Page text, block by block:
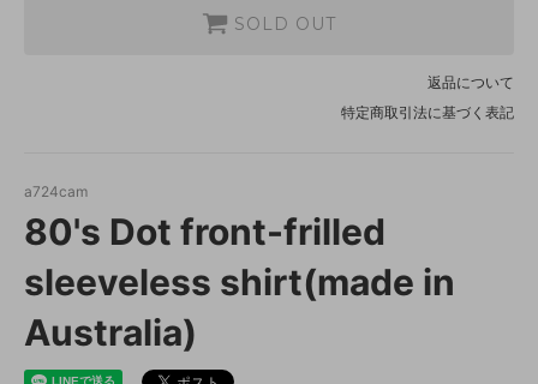
SOLD OUT
返品について
特定商取引法に基づく表記
a724cam
80's Dot front-frilled
sleeveless shirt(made in
Australia)